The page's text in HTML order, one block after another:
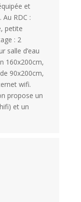
et
RDC :
petite
: 2
salle d’eau
160x200cm,
90x200cm,
wifi.
propose un
et un